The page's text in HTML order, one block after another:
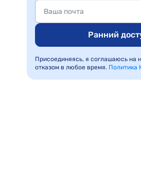
Ранний
Присоединяясь, я соглашаюсь на
отказом в любое время. Политика